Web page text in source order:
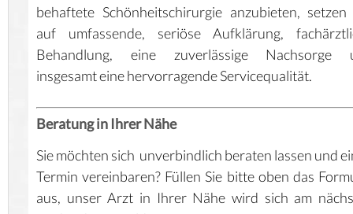
behaftete Schönheitschirurgie anzubieten,
auf umfassende, seriöse Aufklärung,
Behandlung, eine zuverlässige Nachsorge
insgesamt eine hervorragende Servicequalität.
Beratung in Ihrer Nähe
Sie möchten sich unverbindlich beraten lassen und
Termin vereinbaren? Füllen Sie bitte oben das
aus, unser Arzt in Ihrer Nähe wird sich am